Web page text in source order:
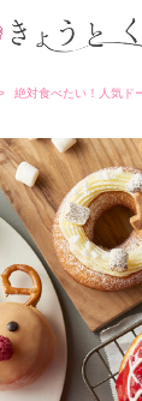
絶対食べたい！人気ド